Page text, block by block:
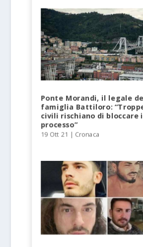
Ponte Morandi, il legale
famiglia Battiloro:
civili rischiano di bloccare
processo”
19 Ott 21 | Cronaca